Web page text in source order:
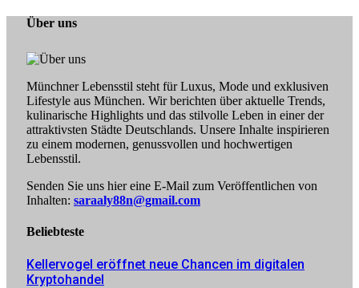
Über uns
Münchner Lebensstil steht für Luxus, Mode und exklusiven
Lifestyle aus München. Wir berichten über aktuelle Trends,
kulinarische Highlights und das stilvolle Leben in einer der
attraktivsten Städte Deutschlands. Unsere Inhalte inspirieren
zu einem modernen, genussvollen und hochwertigen
Lebensstil.
Senden Sie uns hier eine E-Mail zum Veröffentlichen von
Inhalten: saraaly88n@gmail.com
Beliebteste
Kellervogel eröffnet neue Chancen im digitalen
Kryptohandel